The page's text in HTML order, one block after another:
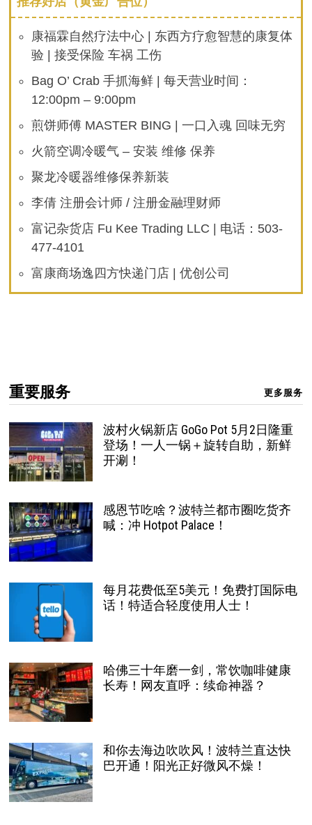
康福霖自然疗法中心 | 东西方疗愈智慧的康复体
验 | 接受保险 车祸 工伤
Bag O’ Crab 手抓海鲜 | 每天营业时间：
12:00pm – 9:00pm
煎饼师傅 MASTER BING | 一口入魂 回味无穷
火箭空调冷暖气 – 安装 维修 保养
聚龙冷暖器维修保养新装
李倩 注册会计师 / 注册金融理财师
富记杂货店 Fu Kee Trading LLC | 电话：503-
477-4101
富康商场逸四方快递门店 | 优创公司
重要服务 更多服务
波村火锅新店 GoGo Pot 5月2日隆重
登场！一人一锅＋旋转自助，新鲜
开涮！
感恩节吃啥？波特兰都市圈吃货齐
喊：冲 Hotpot Palace！
每月花费低至5美元！免费打国际电
话！特适合轻度使用人士！
哈佛三十年磨一剑，常饮咖啡健康
长寿！网友直呼：续命神器？
和你去海边吹吹风！波特兰直达快
巴开通！阳光正好微风不燥！